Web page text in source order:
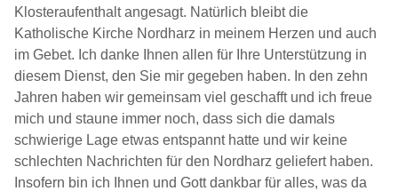
Klosteraufenthalt angesagt. Natürlich bleibt die
Katholische Kirche Nordharz in meinem Herzen und auch
im Gebet. Ich danke Ihnen allen für Ihre Unterstützung in
diesem Dienst, den Sie mir gegeben haben. In den zehn
Jahren haben wir gemeinsam viel geschafft und ich freue
mich und staune immer noch, dass sich die damals
schwierige Lage etwas entspannt hatte und wir keine
schlechten Nachrichten für den Nordharz geliefert haben.
Insofern bin ich Ihnen und Gott dankbar für alles, was da